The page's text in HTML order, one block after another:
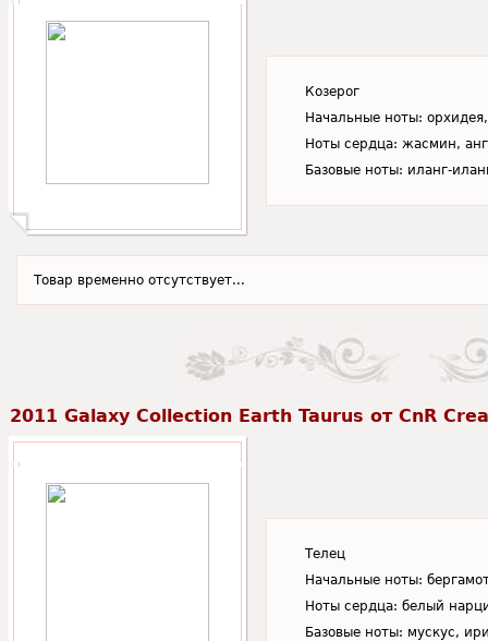
Козерог
Начальные ноты:
Ноты сердца: жасмин,
Базовые ноты: иланг-
Товар временно отсутствует...
2011 Galaxy Collection Earth Taurus от CnR
Телец
Начальные ноты:
Ноты сердца: белый
Базовые ноты: мускус,